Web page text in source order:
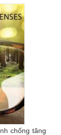
chống tăng